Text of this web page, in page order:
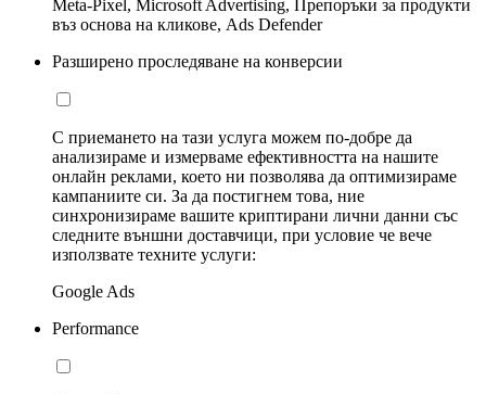
Meta-Pixel, Microsoft Advertising, Препоръки за продукти
въз основа на кликове, Ads Defender
Разширено проследяване на конверсии
С приемането на тази услуга можем по-добре да
анализираме и измерваме ефективността на нашите
онлайн реклами, което ни позволява да оптимизираме
кампаниите си. За да постигнем това, ние
синхронизираме вашите криптирани лични данни със
следните външни доставчици, при условие че вече
използвате техните услуги:
Google Ads
Performance